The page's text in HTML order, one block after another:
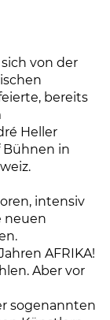
von der
bereits
Heller
Bühnen in
intensiv
neuen
AFRIKA!
Aber vor
sogenannten